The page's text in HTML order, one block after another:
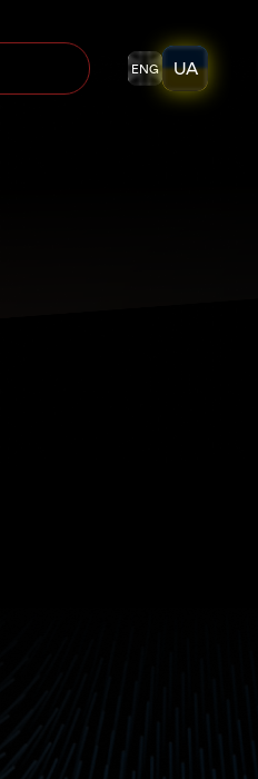
ENG UA